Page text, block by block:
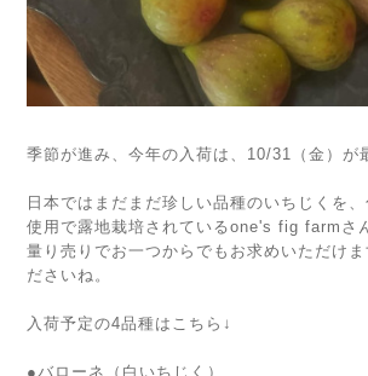
季節が進み、今年の入荷は、10/31（金）が
日本ではまだまだ珍しい品種のいちじくを
使用で露地栽培されているone's fig farmさ
量り売りでお一つからでもお求めいただけま
ださいね。
入荷予定の4品種はこちら↓
●バローネ（白いちじく）